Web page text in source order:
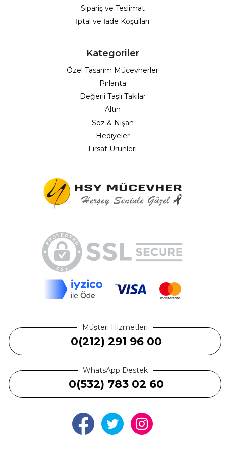
Sipariş ve Teslimat
İptal ve İade Koşulları
Kategoriler
Özel Tasarım Mücevherler
Pırlanta
Değerli Taşlı Takılar
Altın
Söz & Nişan
Hediyeler
Fırsat Ürünleri
Müşteri Hizmetleri
0(212) 291 96 00
WhatsApp Destek
0(532) 783 02 60